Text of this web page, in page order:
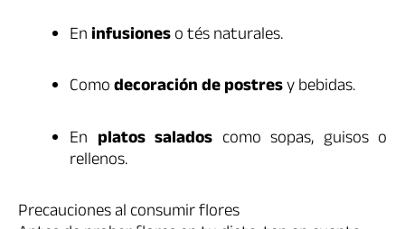
Eninfusioneso tés naturales.
Comodecoración de postresy bebidas.
En platos salados como sopas, guisos o
rellenos.
Precauciones al consumir flores